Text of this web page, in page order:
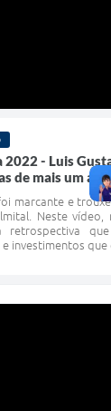
- Luis
de mais um
marcante e
Neste vídeo,
retrospectiva
investimentos que